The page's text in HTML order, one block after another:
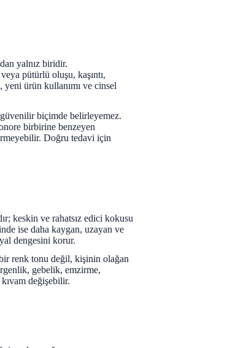
yalnız biridir.
pütürlü oluşu, kaşıntı,
ürün kullanımı ve cinsel
biçimde belirleyemez.
birbirine benzeyen
Doğru tedavi için
keskin ve rahatsız edici kokusu
ise daha kaygan, uzayan ve
dengesini korur.
renk tonu değil, kişinin olağan
gebelik, emzirme,
değişebilir.